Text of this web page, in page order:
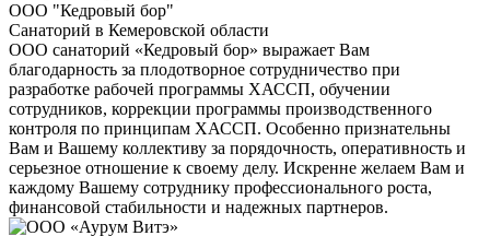
ООО "Кедровый бор"
Санаторий в Кемеровской области
ООО санаторий «Кедровый бор» выражает Вам
благодарность за плодотворное сотрудничество при
разработке рабочей программы ХАССП, обучении
сотрудников, коррекции программы производственного
контроля по принципам ХАССП. Особенно признательны
Вам и Вашему коллективу за порядочность, оперативность и
серьезное отношение к своему делу. Искренне желаем Вам и
каждому Вашему сотруднику профессионального роста,
финансовой стабильности и надежных партнеров.